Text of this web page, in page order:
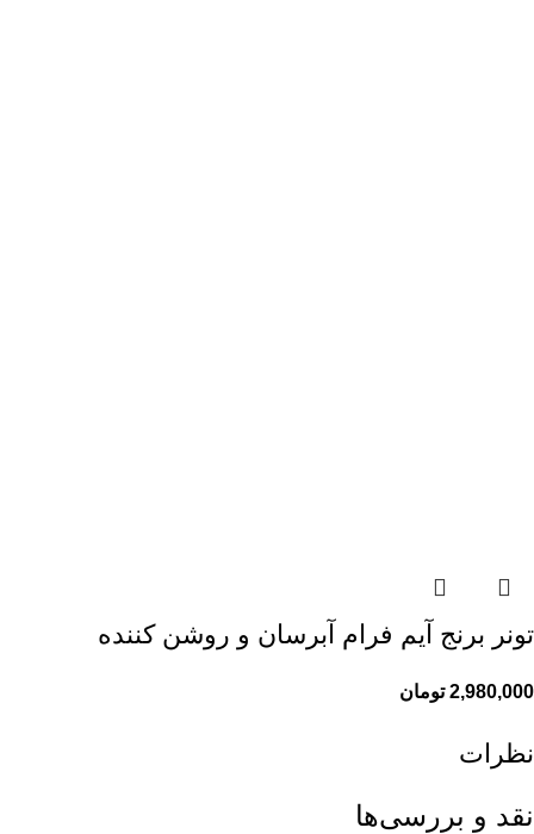
تونر برنج آیم فرام آبرسان و روشن کننده
2,980,000 تومان
نظرات
نقد و بررسی‌ها